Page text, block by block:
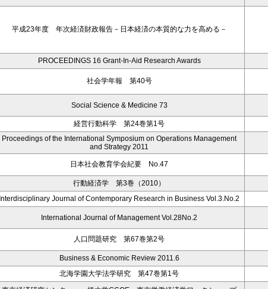
平成23年度 年次経済財政報告－日本経済の本質的な力を高める－
PROCEEDINGS 16 Grant-In-Aid Research Awards
社会学年報 第40号
Social Science & Medicine 73
経営行動科学 第24巻第1号
Proceedings of the International Symposium on Operations Management
and Strategy 2011
日本社会教育学会紀要 No.47
行動経済学 第3巻（2010）
Interdisciplinary Journal of Contemporary Research in Business Vol.3.No.2
International Journal of Management Vol.28No.2
人口問題研究 第67巻第2号
Business & Economic Review 2011.6
北海学園大学法学研究 第47巻第1号